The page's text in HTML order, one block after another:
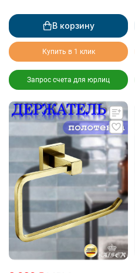
В корзину
Купить в 1 клик
Запрос счета для юрлиц